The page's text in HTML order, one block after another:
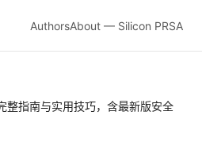
AuthorsAbout — Silicon PRSA
指南与实用技巧，含最新版安全